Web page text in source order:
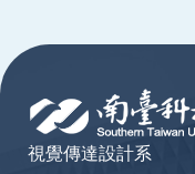
視覺傳達設計系